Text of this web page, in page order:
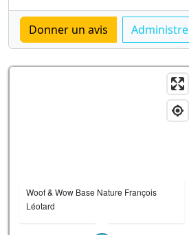
Woof & Wow Base Nature François
Léotard